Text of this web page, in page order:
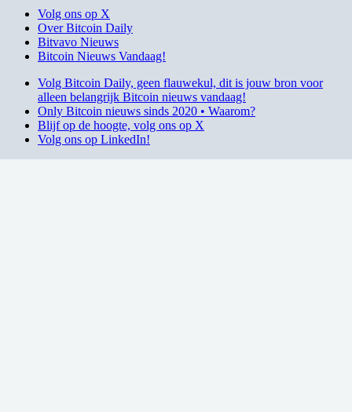
Volg ons op X
Over Bitcoin Daily
Bitvavo Nieuws
Bitcoin Nieuws Vandaag!
Volg Bitcoin Daily, geen flauwekul, dit is jouw bron voor
alleen belangrijk Bitcoin nieuws vandaag!
Only Bitcoin nieuws sinds 2020 • Waarom?
Blijf op de hoogte, volg ons op X
Volg ons op LinkedIn!